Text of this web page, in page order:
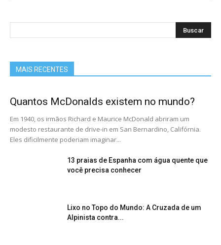
MAIS RECENTES
Quantos McDonalds existem no mundo?
Em 1940, os irmãos Richard e Maurice McDonald abriram um
modesto restaurante de drive-in em San Bernardino, Califórnia.
Eles dificilmente poderiam imaginar...
13 praias de Espanha com água quente que
você precisa conhecer
Lixo no Topo do Mundo: A Cruzada de um
Alpinista contra...